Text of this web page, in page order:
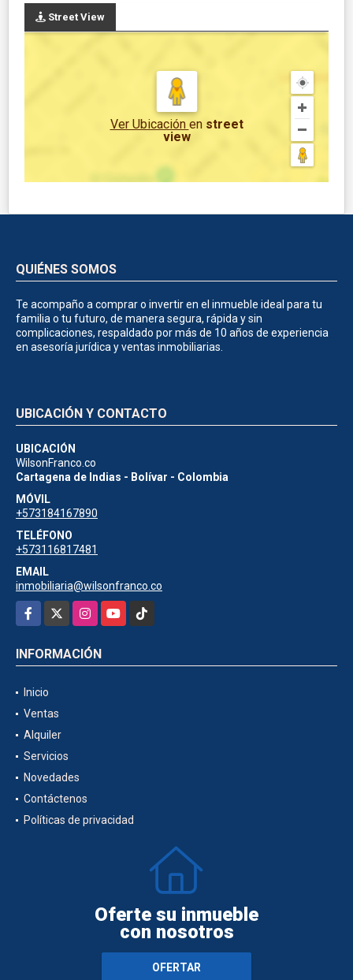
Street View
Ver Ubicación en street
view
QUIÉNES SOMOS
Te acompaño a comprar o invertir en el inmueble ideal para tu
familia o tu futuro, de manera segura, rápida y sin
complicaciones, respaldado por más de 10 años de experiencia
en asesoría jurídica y ventas inmobiliarias.
UBICACIÓN Y CONTACTO
UBICACIÓN
WilsonFranco.co
Cartagena de Indias - Bolívar - Colombia
MÓVIL
+573184167890
TELÉFONO
+573116817481
EMAIL
inmobiliaria@wilsonfranco.co
Facebook
InstagramYouTubeTikTok
INFORMACIÓN
Inicio
Ventas
Alquiler
Servicios
Novedades
Contáctenos
Políticas de privacidad
Oferte su inmueble
con nosotros
OFERTAR